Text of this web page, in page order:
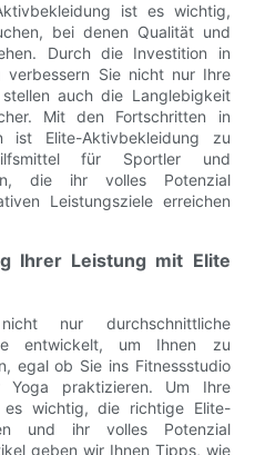
ist es wichtig,
bei denen Qualität und
Durch die Investition in
verbessern Sie nicht nur Ihre
auch die Langlebigkeit
Mit den Fortschritten in
ist Elite-Aktivbekleidung zu
für Sportler und
die ihr volles Potenzial
Leistungsziele erreichen
Ihrer Leistung mit Elite
nur durchschnittliche
entwickelt, um Ihnen zu
egal ob Sie ins Fitnessstudio
praktizieren. Um Ihre
wichtig, die richtige Elite-
und ihr volles Potenzial
geben wir Ihnen Tipps, wie